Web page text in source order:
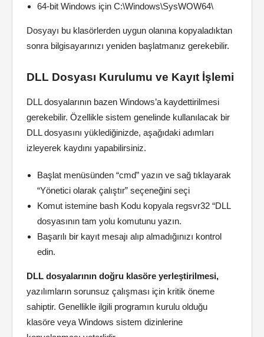
64-bit Windows için C:\Windows\SysWOW64\
Dosyayı bu klasörlerden uygun olanına kopyaladıktan
sonra bilgisayarınızı yeniden başlatmanız gerekebilir.
DLL Dosyası Kurulumu ve Kayıt İşlemi
DLL dosyalarının bazen Windows’a kaydettirilmesi
gerekebilir. Özellikle sistem genelinde kullanılacak bir
DLL dosyasını yüklediğinizde, aşağıdaki adımları
izleyerek kaydını yapabilirsiniz.
Başlat menüsünden “cmd” yazın ve sağ tıklayarak
“Yönetici olarak çalıştır” seçeneğini seçi
Komut istemine bash Kodu kopyala regsvr32 “DLL
dosyasının tam yolu komutunu yazın.
Başarılı bir kayıt mesajı alıp almadığınızı kontrol
edin.
DLL dosyalarının doğru klasöre yerleştirilmesi,
yazılımların sorunsuz çalışması için kritik öneme
sahiptir. Genellikle ilgili programın kurulu olduğu
klasöre veya Windows sistem dizinlerine